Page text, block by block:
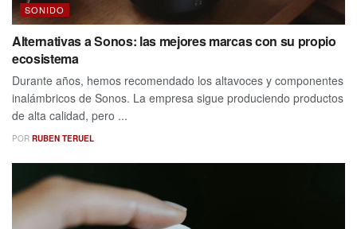
SONIDO
Alternativas a Sonos: las mejores marcas con su propio
ecosistema
Durante años, hemos recomendado los altavoces y componentes
inalámbricos de Sonos. La empresa sigue produciendo productos
de alta calidad, pero ...
POR RUBEN TERUEL